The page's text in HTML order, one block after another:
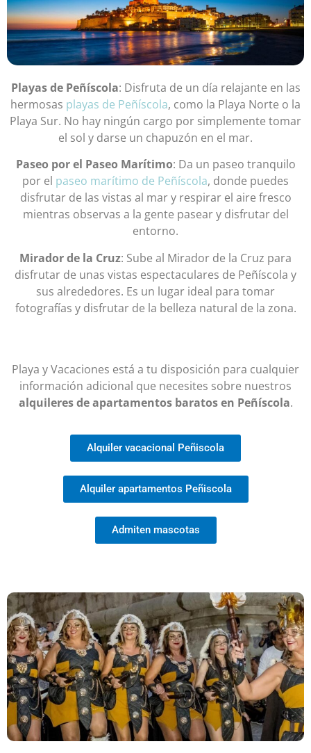
Playas de Peñíscola: Disfruta de un día relajante en las
hermosas playas de Peñíscola, como la Playa Norte o la
Playa Sur. No hay ningún cargo por simplemente tomar
el sol y darse un chapuzón en el mar.
Paseo por el Paseo Marítimo: Da un paseo tranquilo
por el paseo marítimo de Peñíscola, donde puedes
disfrutar de las vistas al mar y respirar el aire fresco
mientras observas a la gente pasear y disfrutar del
entorno.
Mirador de la Cruz: Sube al Mirador de la Cruz para
disfrutar de unas vistas espectaculares de Peñíscola y
sus alrededores. Es un lugar ideal para tomar
fotografías y disfrutar de la belleza natural de la zona.
Playa y Vacaciones está a tu disposición para cualquier
información adicional que necesites sobre nuestros
alquileres de apartamentos baratos en Peñíscola.
Alquiler vacacional Peñiscola
Alquiler apartamentos Peñiscola
Admiten mascotas